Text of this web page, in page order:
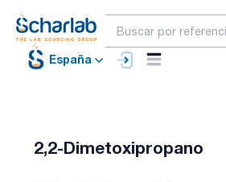
España
2,2-Dimetoxipropano